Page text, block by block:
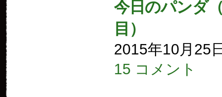
今日のパンダ
目）
2015年10月25
15 コメント